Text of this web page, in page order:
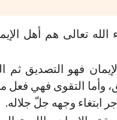
الله تعالى هم أهل
فهو التصديق ثم
وأما التقوى فهي فعل
ابتغاء وجهه جلّ جلاله.